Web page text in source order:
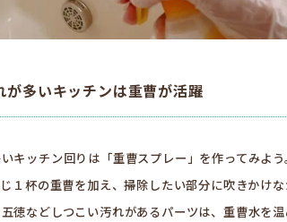
多いキッチンは重曹が活躍
キッチン回りは「重曹スプレー」を作ってみよう
１杯の重曹を加え、掃除したい部分に吹きかけ
徳などしつこい汚れがあるパーツは、重曹水を